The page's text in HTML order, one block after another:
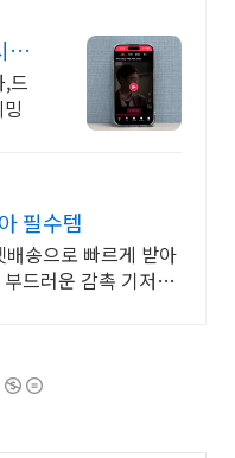
간
드
필수템
송으로 빠르게 받아
드러운 감촉 기저귀